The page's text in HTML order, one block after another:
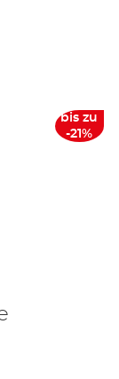
bis zu
-21%